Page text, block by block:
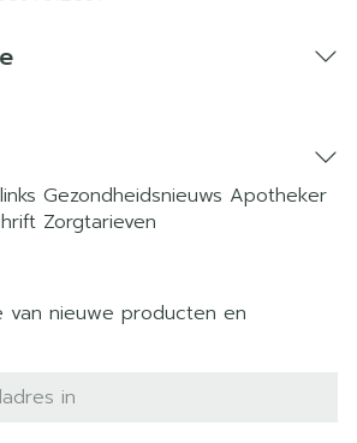
Gezondheidsnieuws Apotheker
Zorgtarieven
nieuwe producten en